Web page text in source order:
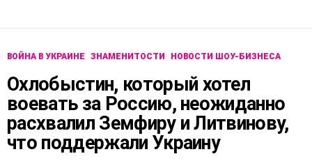
ВОЙНА В УКРАИНЕ ЗНАМЕНИТОСТИ НОВОСТИ ШОУ-БИЗНЕСА
Охлобыстин, который хотел
воевать за Россию, неожиданно
расхвалил Земфиру и Литвинову,
что поддержали Украину